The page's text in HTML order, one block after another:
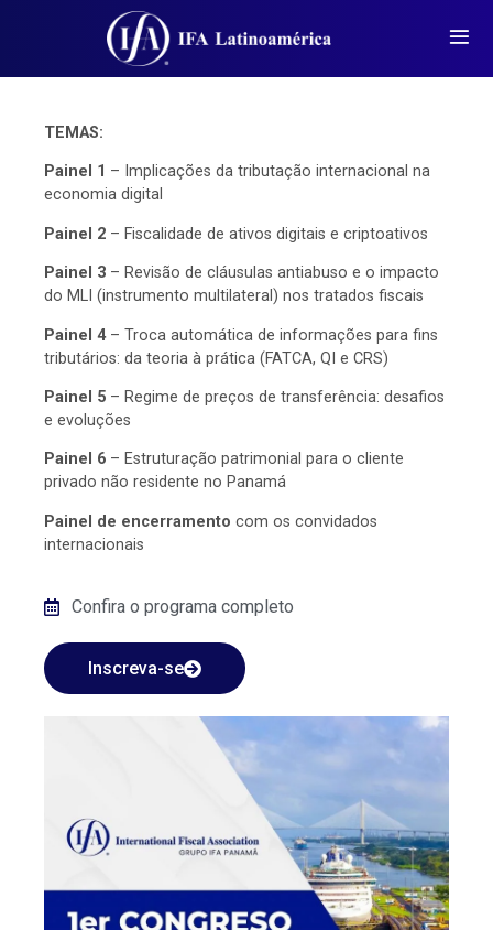
TEMAS:
Painel 1 – Implicações da tributação internacional na
economia digital
Painel 2 – Fiscalidade de ativos digitais e criptoativos
Painel 3 – Revisão de cláusulas antiabuso e o impacto
do MLI (instrumento multilateral) nos tratados fiscais
Painel 4– Troca automática de informações para fins
tributários: da teoria à prática (FATCA, QI e CRS)
Painel 5 – Regime de preços de transferência: desafios
e evoluções
Painel 6 – Estruturação patrimonial para o cliente
privado não residente no Panamá
Painel de encerramento com os convidados
internacionais
Confira o programa completo
Inscreva-se